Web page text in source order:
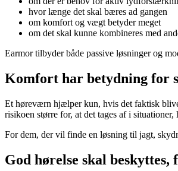
hvor længe det skal bæres ad gangen
om komfort og vægt betyder meget
om det skal kunne kombineres med
Earmor tilbyder både passive løsninger og
Komfort har betydning for
Et høreværn hjælper kun, hvis det faktisk
risikoen større for, at det tages af i
For dem, der vil finde en løsning til jagt,
God hørelse skal